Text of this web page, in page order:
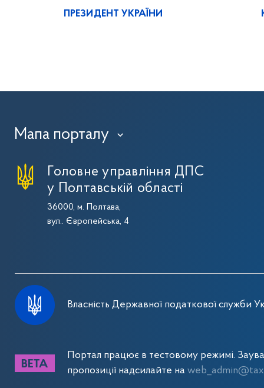
ПРЕЗИДЕНТ УКРАЇНИ
Мапа порталу ›
Головне управління ДПС
у Полтавській області
36000, м. Полтава,
вул.. Європейська, 4
Власність Державної податкової служби
Портал працює в тестовому режимі.
пропозиції надсилайте на